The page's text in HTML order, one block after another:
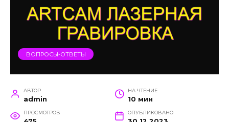
ВОПРОСЫ-ОТВЕТЫ
АВТОР
admin
НА ЧТЕНИЕ
10 мин
ПРОСМОТРОВ ОПУБЛИКОВАНО